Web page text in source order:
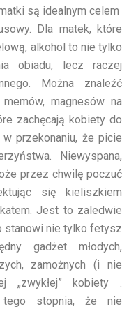
są idealnym celem
Dla matek, które
alkohol to nie tylko
obiadu, lecz raczej
Można znaleźć
magnesów na
zachęcają kobiety do
przekonaniu, że picie
Niewyspana,
przez chwilę poczuć
się kieliszkiem
Jest to zaledwie
stanowi nie tylko fetysz
gadżet młodych,
zamożnych (i nie
„zwykłej” kobiety .
tego stopnia, że nie